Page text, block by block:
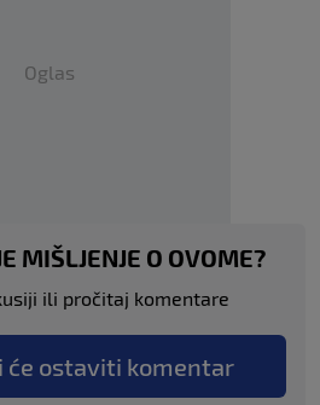
Oglas
MIŠLJENJE O OVOME?
ili pročitaj komentare
će ostaviti komentar